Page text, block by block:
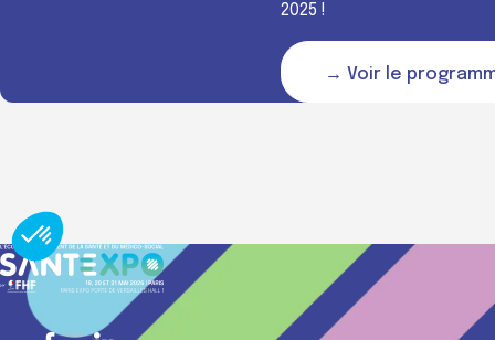
2025 !
→ Voir le